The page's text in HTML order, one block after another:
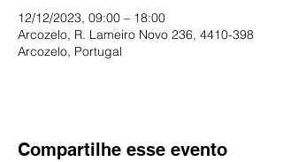
12/12/2023, 09:00 – 18:00
Arcozelo, R. Lameiro Novo 236, 4410-398
Arcozelo, Portugal
Compartilhe esse evento